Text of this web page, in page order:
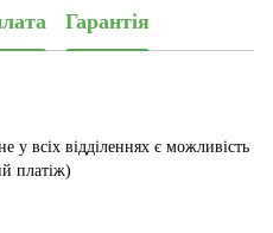
Гарантія
у всіх відділеннях є можливість
платіж)